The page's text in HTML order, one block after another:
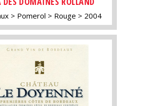
Pomerol Rouge 2004